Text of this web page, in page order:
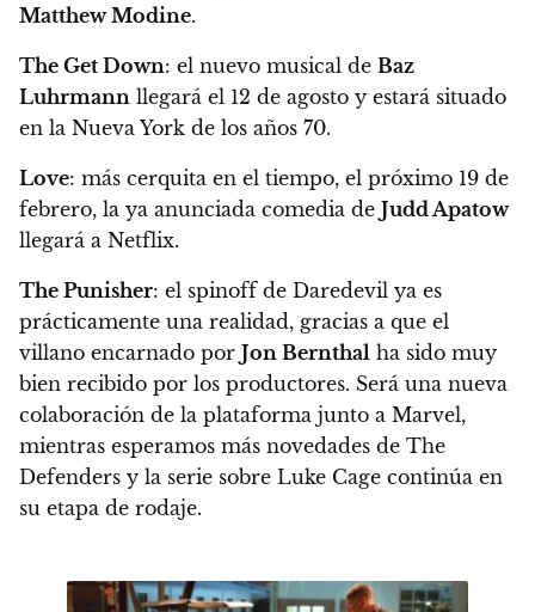
Matthew Modine.
The Get Down: el nuevo musical de Baz
Luhrmann llegará el 12 de agosto y estará situado
en la Nueva York de los años 70.
Love: más cerquita en el tiempo, el próximo 19 de
febrero, la ya anunciada comedia de Judd Apatow
llegará a Netflix.
The Punisher: el spinoff de Daredevil ya es
prácticamente una realidad, gracias a que el
villano encarnado por Jon Bernthal ha sido muy
bien recibido por los productores. Será una nueva
colaboración de la plataforma junto a Marvel,
mientras esperamos más novedades de The
Defenders y la serie sobre Luke Cage continúa en
su etapa de rodaje.